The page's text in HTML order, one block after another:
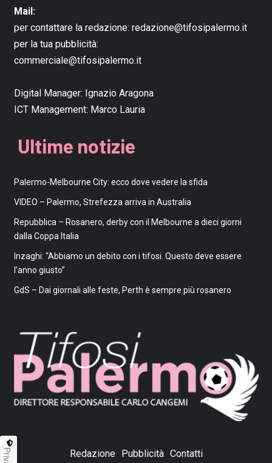
Mail:
per contattare la redazione: redazione@tifosipalermo.it
per la tua pubblicità:
commerciale@tifosipalermo.it
Digital Manager: Ignazio Aragona
ICT Management: Marco Lauria
Ultime notizie
Palermo-Melbourne City: ecco dove vedere la sfida
VIDEO – Palermo, Strefezza arriva in Australia
Repubblica – Rosanero, derby con il Melbourne a dieci giorni
dalla Coppa Italia
Inzaghi: “Abbiamo un debito con i tifosi. Questo deve essere
l’anno giusto”
GdS – Dai giornali alle feste, Perth è sempre più rosanero
Redazione Pubblicità Contatti